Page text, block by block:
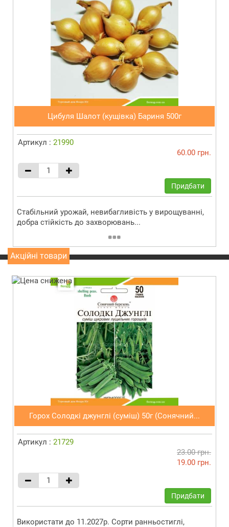
Цибуля Шалот (кущівка) Бариня 500г
Артикул : 21990
60.00 грн.
Придбати
Стабільний урожай, невибагливість у вирощуванні,
добра стійкість до захворювань...
Акційні товари
Горох Солодкі джунглі (суміш) 50г (Сонячний...
Артикул : 21729
23.00 грн.
19.00 грн.
Придбати
Використати до 11.2027р. Сорти ранньостиглі,